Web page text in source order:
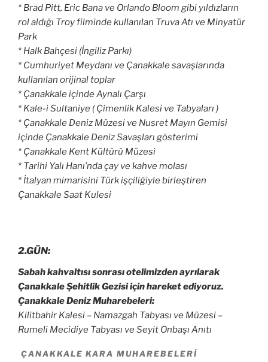
* Brad Pitt, Eric Bana ve Orlando Bloom gibi yıldızların
rol aldığı Troy filminde kullanılan Truva Atı ve Minyatür
Park
* Halk Bahçesi (İngiliz Parkı)
* Cumhuriyet Meydanı ve Çanakkalesavaşlarında
kullanılan orijinal toplar
* Çanakkaleiçinde Aynalı Çarşı
* Kale-i Sultaniye ( Çimenlik Kalesi ve Tabyaları )
* Çanakkale Deniz Müzesi ve Nusret Mayın Gemisi
içinde Çanakkale Deniz Savaşları gösterimi
* Çanakkale Kent Kültürü Müzesi
* Tarihi Yalı Hanı’nda çay ve kahve molası
* İtalyan mimarisini Türk işçiliğiyle birleştiren
Çanakkale Saat Kulesi
2.GÜN:
Sabah kahvaltısı sonrası otelimizden ayrılarak
Çanakkale Şehitlik Gezisi için hareket ediyoruz.
Çanakkale Deniz Muharebeleri:
Kilitbahir Kalesi – Namazgah Tabyası ve Müzesi –
Rumeli Mecidiye Tabyası ve Seyit Onbaşı Anıtı
ÇANAKKALE KARA MUHAREBELERI